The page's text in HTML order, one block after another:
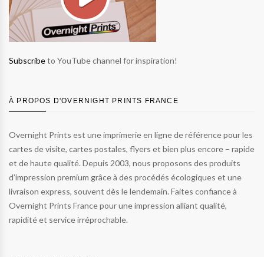
Subscribeto YouTube channel for inspiration!
À PROPOS D'OVERNIGHT PRINTS FRANCE
Overnight Prints est une imprimerie en ligne de référence pour les
cartes de visite, cartes postales, flyers et bien plus encore – rapide
et de haute qualité. Depuis 2003, nous proposons des produits
d’impression premium grâce à des procédés écologiques et une
livraison express, souvent dès le lendemain. Faites confiance à
Overnight Prints France pour une impression alliant qualité,
rapidité et service irréprochable.